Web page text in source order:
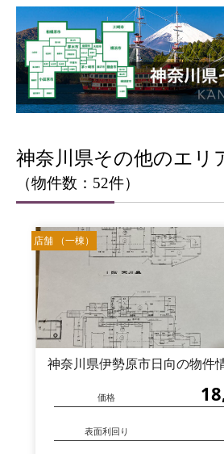
神奈川県その他のエリ
（物件数：52件）
店舗 （一棟）
神奈川県伊勢原市日向の物件
価格
表面利回り